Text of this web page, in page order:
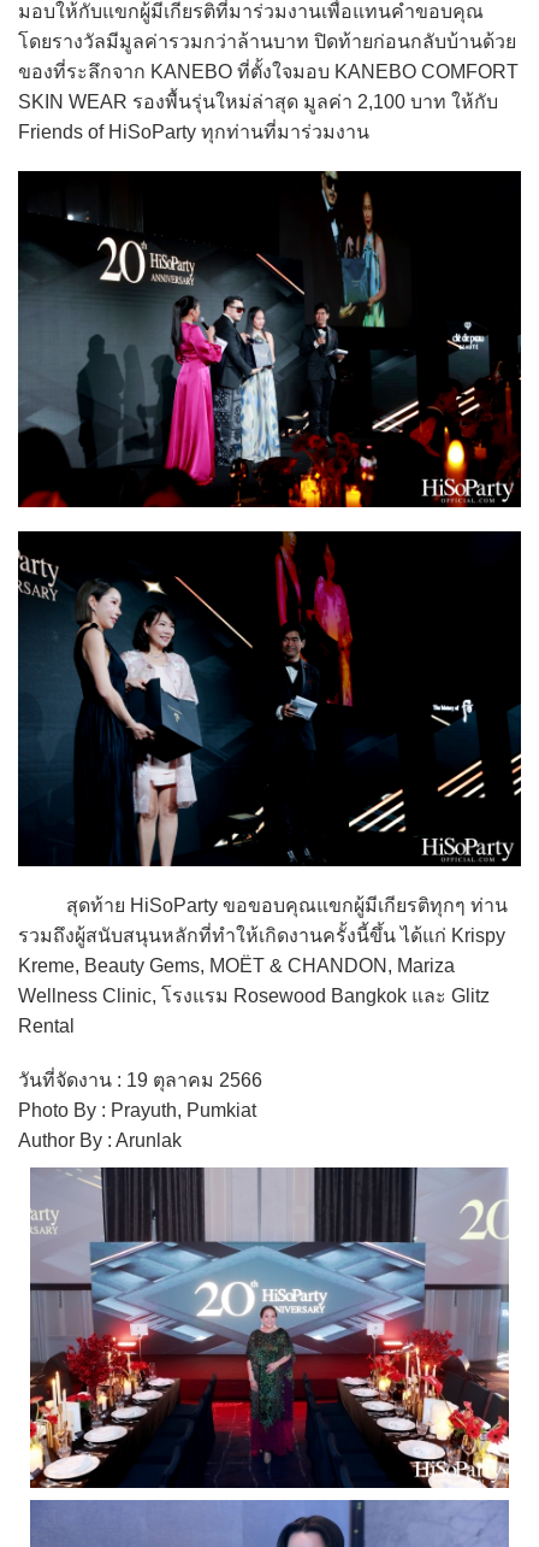
มอบให้กับแขกผู้มีเกียรติที่มาร่วมงานเพื่อแทนคำขอบคุณ
โดยรางวัลมีมูลค่ารวมกว่าล้านบาท ปิดท้ายก่อนกลับบ้านด้วย
ของที่ระลึกจาก KANEBO ที่ตั้งใจมอบ KANEBO COMFORT
SKIN WEAR รองพื้นรุ่นใหม่ล่าสุด มูลค่า 2,100 บาท ให้กับ
Friends of HiSoParty ทุกท่านที่มาร่วมงาน
สุดท้าย HiSoParty ขอขอบคุณแขกผู้มีเกียรติทุกๆ ท่าน
รวมถึงผู้สนับสนุนหลักที่ทำให้เกิดงานครั้งนี้ขึ้น ได้แก่ Krispy
Kreme, Beauty Gems, MOËT & CHANDON, Mariza
Wellness Clinic, โรงแรม Rosewood Bangkok และ Glitz
Rental
วันที่จัดงาน : 19 ตุลาคม 2566
Photo By : Prayuth, Pumkiat
Author By : Arunlak